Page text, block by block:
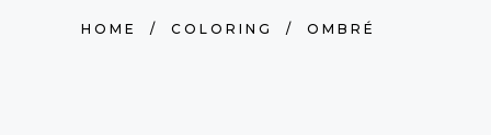
HOME / COLORING / OMBRÉ